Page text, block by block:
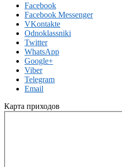
Facebook
Facebook Messenger
VKontakte
Odnoklassniki
Twitter
WhatsApp
Google+
Viber
Telegram
Email
Карта приходов